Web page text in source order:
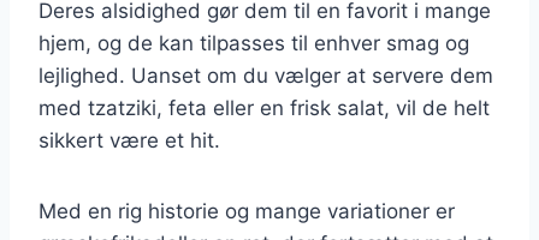
Deres alsidighed gør dem til en favorit i mange
hjem, og de kan tilpasses til enhver smag og
lejlighed. Uanset om du vælger at servere dem
med tzatziki, feta eller en frisk salat, vil de helt
sikkert være et hit.
Med en rig historie og mange variationer er